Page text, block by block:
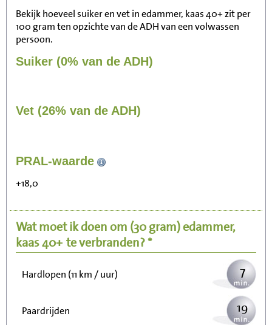
Bekijk hoeveel suiker en vet in edammer, kaas 40+ zit per
100 gram ten opzichte van de ADH van een volwassen
persoon.
Suiker (0% van de ADH)
Vet (26% van de ADH)
PRAL-waarde
+18,0
Wat moet ik doen om (30 gram)edammer,
kaas 40+ te verbranden? *
Zitten, tv kijken
Wandelen (5 km/uur)
Hardlopen (11 km / uur) 7
Paardrijden 19